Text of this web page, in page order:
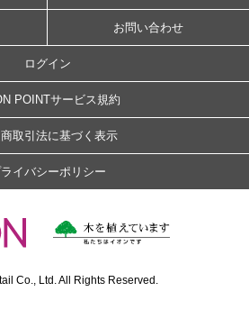
お問い合わせ
ログイン
POINTサービス規約
取引法に基づく表示
イバシーポリシー
Co., Ltd. All Rights Reserved.